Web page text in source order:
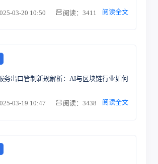
03-20 10:50
阅读：3411 阅读全文
务出口管制新规解析：AI与区块链行业如何
03-19 10:47
阅读：3438 阅读全文